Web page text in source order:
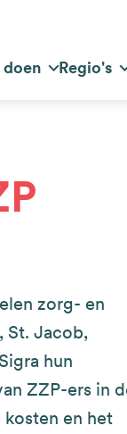
Top
Regio's
zorg- en
St. Jacob,
hun
ZZP-ers in
en het